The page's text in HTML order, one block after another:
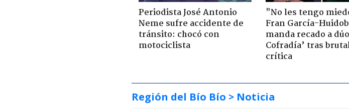
Periodista José Antonio
Neme sufre accidente de
tránsito: chocó con
motociclista
"No les tengo
Fran García-
manda recado a
Cofradía’ tras
crítica
Región del Bío Bío > Noticia